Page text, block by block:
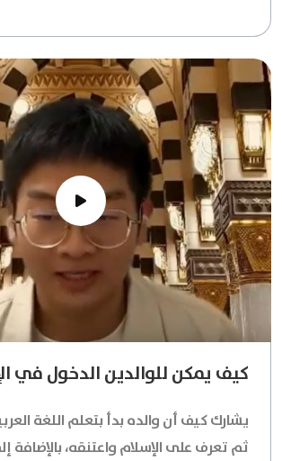
كيف يمكن للوالدين الدخول في
يشارك كيف أن والده بدأ بتعلم اللغة
ثم تعرف على الإسلام واعتنقه، بالإضافة